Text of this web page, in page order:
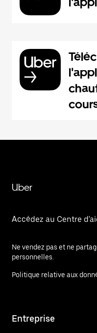
Uber
Accédez au Centre
Ne vendez pas et ne
personnelles.
Politique relative aux
Entreprise